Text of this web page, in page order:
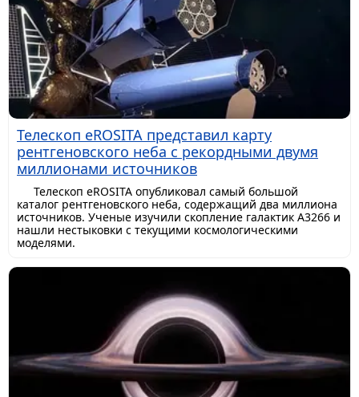
Телескоп eROSITA представил карту
рентгеновского неба с рекордными двумя
миллионами источников
Телескоп eROSITA опубликовал самый большой
каталог рентгеновского неба, содержащий два миллиона
источников. Ученые изучили скопление галактик A3266 и
нашли нестыковки с текущими космологическими
моделями.